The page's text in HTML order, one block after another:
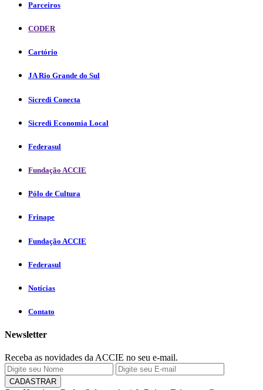
Parceiros
CODER
Cartório
JA Rio Grande do Sul
Sicredi Conecta
Sicredi Economia Local
Federasul
Fundação ACCIE
Pólo de Cultura
Frinape
Fundação ACCIE
Federasul
Notícias
Contato
Newsletter
Receba as novidades da ACCIE no seu e-mail.